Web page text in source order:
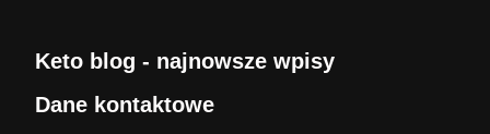
Keto blog - najnowsze wpisy
Dane kontaktowe